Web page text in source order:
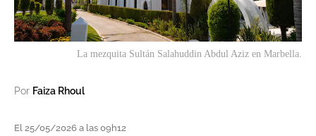
La mezquita Sultán Salahuddin Abdul Aziz en Marbella.
Por Faiza Rhoul
El 25/05/2026 a las 09h12